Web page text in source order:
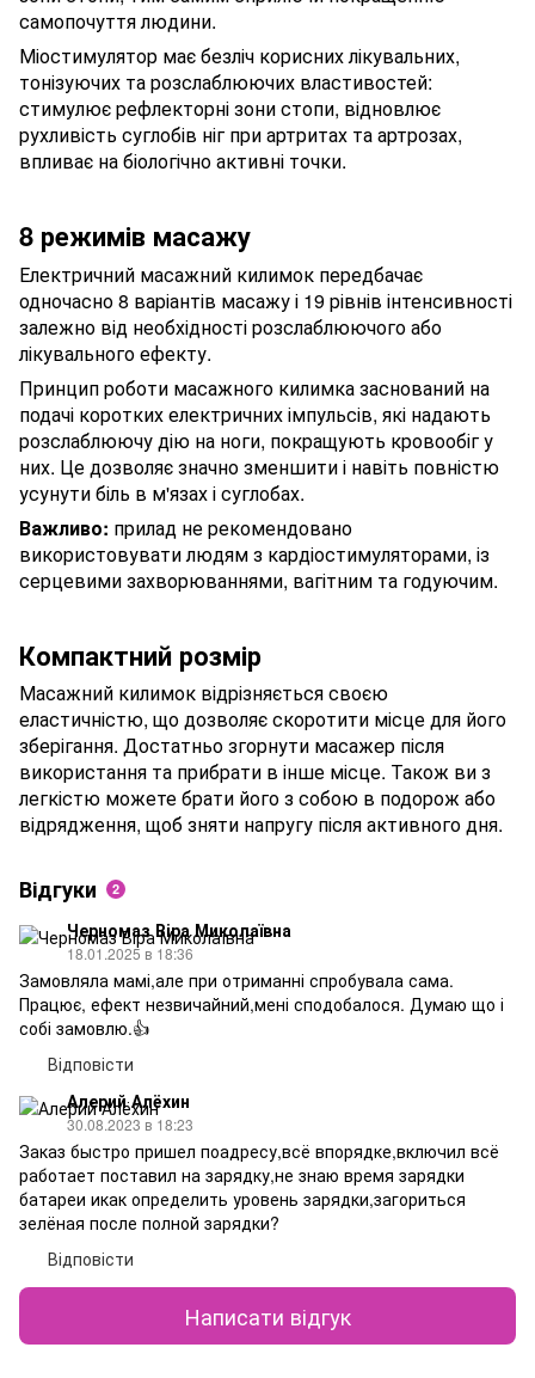
самопочуття людини.
Міостимулятор має безліч корисних лікувальних,
тонізуючих та розслаблюючих властивостей:
стимулює рефлекторні зони стопи, відновлює
рухливість суглобів ніг при артритах та артрозах,
впливає на біологічно активні точки.
8 режимів масажу
Електричний масажний килимок передбачає
одночасно 8 варіантів масажу і 19 рівнів інтенсивності
залежно від необхідності розслаблюючого або
лікувального ефекту.
Принцип роботи масажного килимка заснований на
подачі коротких електричних імпульсів, які надають
розслаблюючу дію на ноги, покращують кровообіг у
них. Це дозволяє значно зменшити і навіть повністю
усунути біль в м'язах і суглобах.
Важливо: прилад не рекомендовано
використовувати людям з кардіостимуляторами, із
серцевими захворюваннями, вагітним та годуючим.
Компактний розмір
Масажний килимок відрізняється своєю
еластичністю, що дозволяє скоротити місце для його
зберігання. Достатньо згорнути масажер після
використання та прибрати в інше місце. Також ви з
легкістю можете брати його з собою в подорож або
відрядження, щоб зняти напругу після активного дня.
Відгуки 2
Черномаз Віра Миколаївна
18.01.2025 в 18:36
Замовляла мамі,але при отриманні спробувала сама.
Працює, ефект незвичайний,мені сподобалося. Думаю що і
собі замовлю.👍
Відповісти
Алерий Алёхин
30.08.2023 в 18:23
Заказ быстро пришел поадресу,всё впорядке,включил всё
работает поставил на зарядку,не знаю время зарядки
батареи икак определить уровень зарядки,загориться
зелёная после полной зарядки?
Відповісти
Написати відгук